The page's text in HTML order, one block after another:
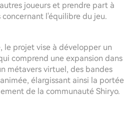
joueurs et prendre part à
concernant l'équilibre du jeu.
le projet vise à développer un
comprend une expansion dans
métavers virtuel, des bandes
élargissant ainsi la portée
de la communauté Shiryo.